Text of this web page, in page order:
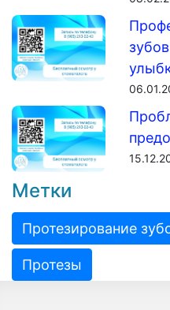
Метки
Протезирование
Протезы